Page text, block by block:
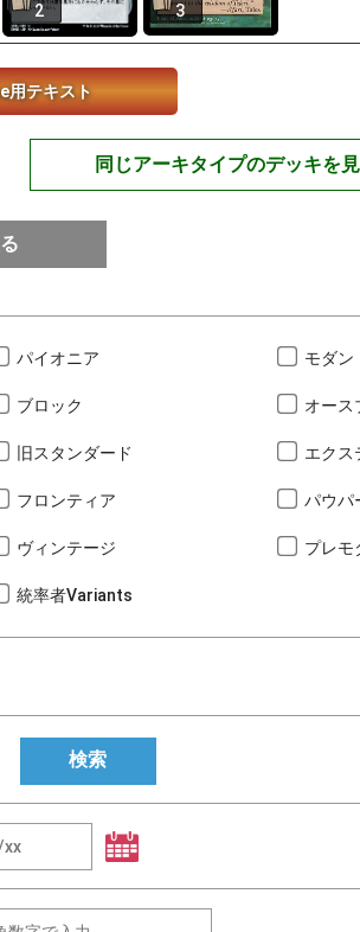
2 3
用テキスト
同じアーキタイプのデッキを
パイオニア モダン
ブロック オース
旧スタンダード エクス
フロンティア パウパ
ヴィンテージ プレモ
統率者Variants